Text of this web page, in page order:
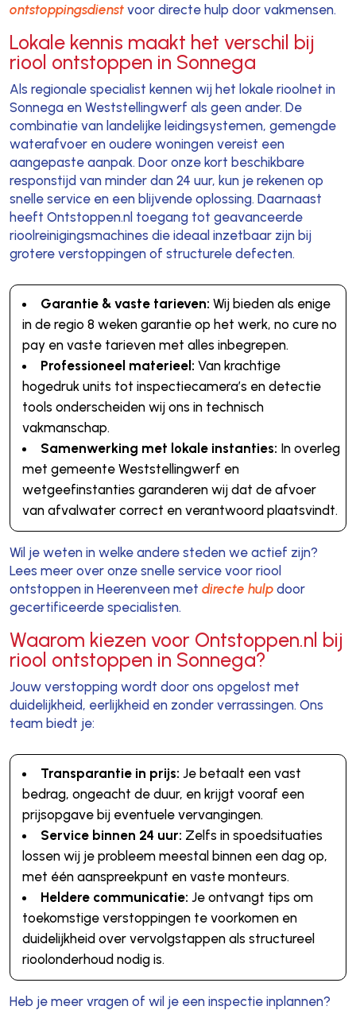
ontstoppingsdienstvoor directe hulp door vakmensen.
Lokale kennis maakt het verschil bij
riool ontstoppen in Sonnega
Als regionale specialist kennen wij het lokale rioolnet in
Sonnega en Weststellingwerf als geen ander. De
combinatie van landelijke leidingsystemen, gemengde
waterafvoer en oudere woningen vereist een
aangepaste aanpak. Door onze kort beschikbare
responstijd van minder dan 24 uur, kun je rekenen op
snelle service en een blijvende oplossing. Daarnaast
heeft Ontstoppen.nl toegang tot geavanceerde
rioolreinigingsmachines die ideaal inzetbaar zijn bij
grotere verstoppingen of structurele defecten.
Garantie & vaste tarieven: Wij bieden als enige
in de regio 8 weken garantie op het werk, no cure no
pay en vaste tarieven met alles inbegrepen.
Professioneel materieel: Van krachtige
hogedruk units tot inspectiecamera’s en detectie
tools onderscheiden wij ons in technisch
vakmanschap.
Samenwerking met lokale instanties: In overleg
met gemeente Weststellingwerf en
wetgeefinstanties garanderen wij dat de afvoer
van afvalwater correct en verantwoord plaatsvindt.
Wil je weten in welke andere steden we actief zijn?
Lees meer over onze snelle service voor riool
ontstoppen in Heerenveen met directe hulpdoor
gecertificeerde specialisten.
Waarom kiezen voor Ontstoppen.nl bij
riool ontstoppen in Sonnega?
Jouw verstopping wordt door ons opgelost met
duidelijkheid, eerlijkheid en zonder verrassingen. Ons
team biedt je:
Transparantie in prijs: Je betaalt een vast
bedrag, ongeacht de duur, en krijgt vooraf een
prijsopgave bij eventuele vervangingen.
Service binnen 24 uur: Zelfs in spoedsituaties
lossen wij je probleem meestal binnen een dag op,
met één aanspreekpunt en vaste monteurs.
Heldere communicatie: Je ontvangt tips om
toekomstige verstoppingen te voorkomen en
duidelijkheid over vervolgstappen als structureel
rioolonderhoud nodig is.
Heb je meer vragen of wil je een inspectie inplannen?